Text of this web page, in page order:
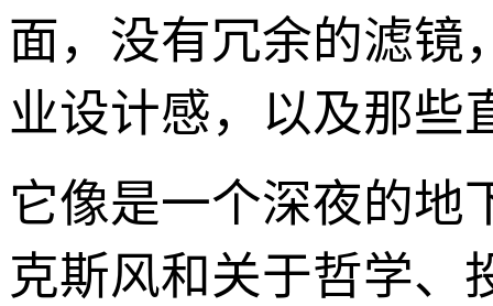
面，没有冗余的滤镜
业设计感，以及那些
它像是一个深夜的地
克斯风和关于哲学、